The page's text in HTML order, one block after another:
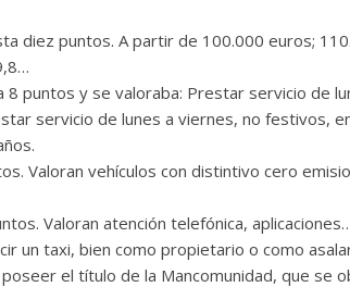
diez puntos. A partir de 100.000 euros;
puntos y se valoraba: Prestar servicio de
servicio de lunes a viernes, no festivos,
Valoran vehículos con distintivo cero
Valoran atención telefónica,
un taxi, bien como propietario o como
el título de la Mancomunidad, que se